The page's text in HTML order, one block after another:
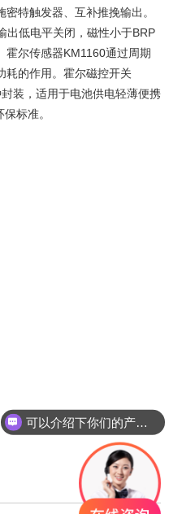
特触发器、互补推挽输出。
出低电平关闭，磁性小于BRP
霍尔传感器KM1160通过周期
耗的作用。霍尔磁控开关
装，适用于电池供电轻薄便携
标准。
可以介绍下你们的产品么？